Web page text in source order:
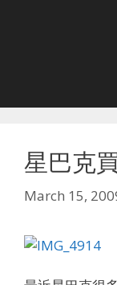
星巴克
March 15,